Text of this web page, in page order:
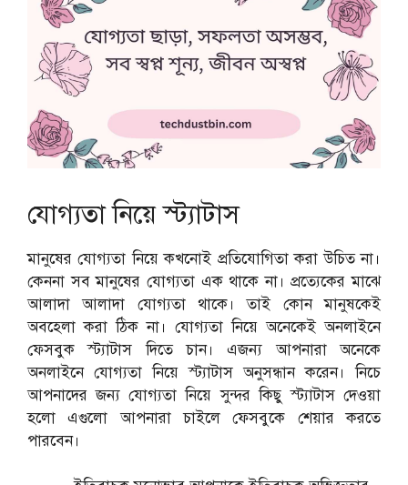
যোগ্যতা নিয়ে স্ট্যাটাস
মানুষের যোগ্যতা নিয়ে কখনোই প্রতিযোগিতা করা উচিত না।
কেননা সব মানুষের যোগ্যতা এক থাকে না। প্রত্যেকের মাঝে
আলাদা আলাদা যোগ্যতা থাকে। তাই কোন মানুষকেই
অবহেলা করা ঠিক না। যোগ্যতা নিয়ে অনেকেই অনলাইনে
ফেসবুক স্ট্যাটাস দিতে চান। এজন্য আপনারা অনেকে
অনলাইনে যোগ্যতা নিয়ে স্ট্যাটাস অনুসন্ধান করেন। নিচে
আপনাদের জন্য যোগ্যতা নিয়ে সুন্দর কিছু স্ট্যাটাস দেওয়া
হলো এগুলো আপনারা চাইলে ফেসবুকে শেয়ার করতে
পারবেন।